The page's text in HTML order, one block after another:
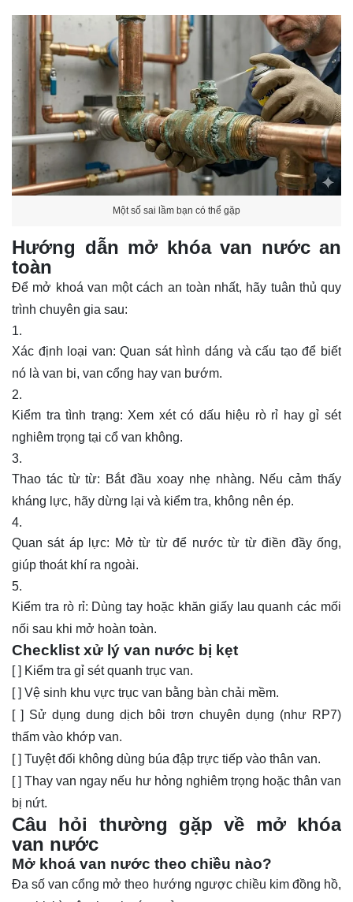
Một số sai lầm bạn có thể gặp
Hướng dẫn mở khóa van nước an
toàn
Để mở khoá van một cách an toàn nhất, hãy tuân thủ quy
trình chuyên gia sau:
Xác định loại van: Quan sát hình dáng và cấu tạo để biết
nó là van bi, van cổng hay van bướm.
Kiểm tra tình trạng: Xem xét có dấu hiệu rò rỉ hay gỉ sét
nghiêm trọng tại cổ van không.
Thao tác từ từ: Bắt đầu xoay nhẹ nhàng. Nếu cảm thấy
kháng lực, hãy dừng lại và kiểm tra, không nên ép.
Quan sát áp lực: Mở từ từ để nước từ từ điền đầy ống,
giúp thoát khí ra ngoài.
Kiểm tra rò rỉ: Dùng tay hoặc khăn giấy lau quanh các mối
nối sau khi mở hoàn toàn.
Checklist xử lý van nước bị kẹt
[ ] Kiểm tra gỉ sét quanh trục van.
[ ] Vệ sinh khu vực trục van bằng bàn chải mềm.
[ ] Sử dụng dung dịch bôi trơn chuyên dụng (như RP7)
thấm vào khớp van.
[ ] Tuyệt đối không dùng búa đập trực tiếp vào thân van.
[ ] Thay van ngay nếu hư hỏng nghiêm trọng hoặc thân van
bị nứt.
Câu hỏi thường gặp về mở khóa
van nước
Mở khoá van nước theo chiều nào?
Đa số van cổng mở theo hướng ngược chiều kim đồng hồ,